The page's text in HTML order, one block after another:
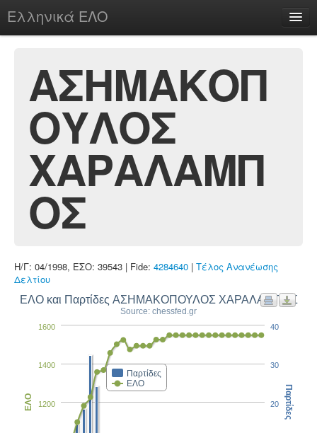
Ελληνικά ΕΛΟ
chesstu.be @ discord
Login
ΑΣΗΜΑΚΟΠ
ΟΥΛΟΣ
ΧΑΡΑΛΑΜΠ
ΟΣ
Η/Γ: 04/1998, ΕΣΟ: 39543 | Fide: 4284640 | Τέλος Ανανέωσης
Δελτίου
ΕΛΟ και Παρτίδες ΑΣΗΜΑΚΟΠΟΥΛΟΣ ΧΑΡΑΛΑΜΠΟΣ
Source: chessfed.gr
Παρτίδες
ΕΛΟ
1200
1400
1600
ΕΛΟ 20
30
40
Παρτίδες